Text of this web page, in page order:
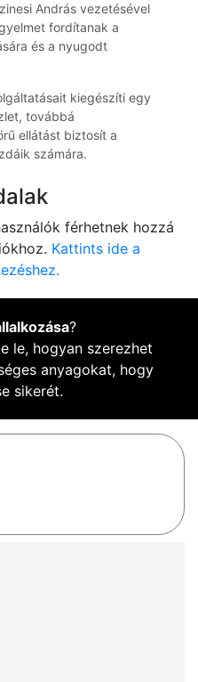
András vezetésével
fordítanak a
és a nyugodt
kiegészíti egy
továbbá
ellátást biztosít a
számára.
férhetnek hozzá
Kattints ide a
?
le, hogyan szerezhet
anyagokat, hogy
sikerét.